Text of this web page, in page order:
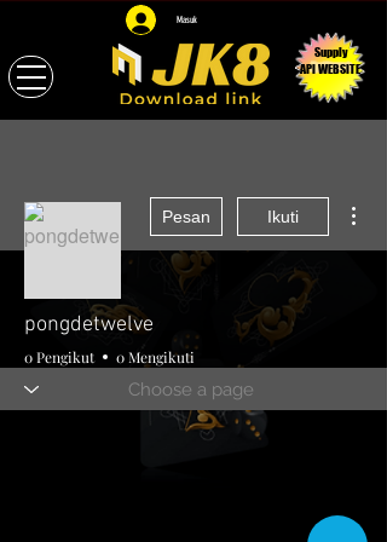
Masuk
Supply
API WEBSITE
Pesan Ikuti
pongdetwelve
0 Pengikut 0 Mengikuti